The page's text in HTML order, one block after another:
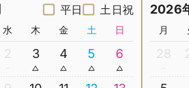
平日 土日祝
水 木 金 土 日
2 3 4 5 6
2026
月
28